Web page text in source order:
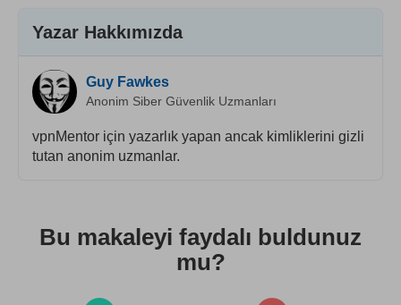
Yazar Hakkımızda
Guy Fawkes
Anonim Siber Güvenlik Uzmanları
vpnMentor için yazarlık yapan ancak kimliklerini gizli
tutan anonim uzmanlar.
Bu makaleyi faydalı buldunuz
mu?